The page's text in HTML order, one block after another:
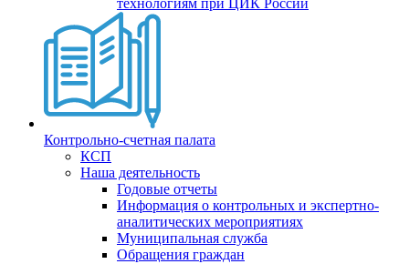
технологиям при ЦИК России
Контрольно-счетная палата
КСП
Наша деятельность
Годовые отчеты
Информация о контрольных и экспертно-
аналитических мероприятиях
Муниципальная служба
Обращения граждан